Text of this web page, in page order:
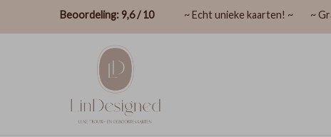
Beoordeling: 9,6 / 10 ~ Echt unieke kaarten! ~ ~